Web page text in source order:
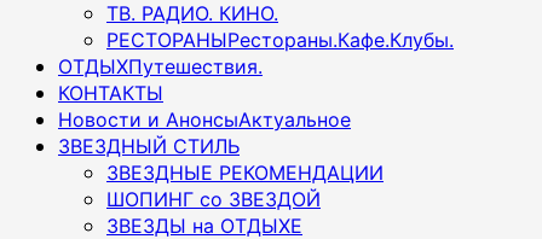
ТВ. РАДИО. КИНО.
РЕСТОРАНЫРестораны.Кафе.Клубы.
ОТДЫХПутешествия.
КОНТАКТЫ
Новости и АнонсыАктуальное
ЗВЕЗДНЫЙ СТИЛЬ
ЗВЕЗДНЫЕ РЕКОМЕНДАЦИИ
ШОПИНГ со ЗВЕЗДОЙ
ЗВЕЗДЫ на ОТДЫХЕ